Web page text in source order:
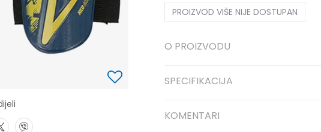
PROIZVOD VIŠE NIJE DOSTUPAN
O PROIZVODU
SPECIFIKACIJA
KOMENTARI